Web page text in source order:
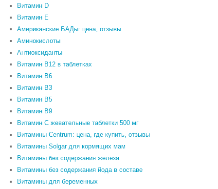
Витамин D
Витамин Е
Американские БАДы: цена, отзывы
Аминокислоты
Антиоксиданты
Витамин B12 в таблетках
Витамин B6
Витамин В3
Витамин В5
Витамин В9
Витамин С жевательные таблетки 500 мг
Витамины Centrum: цена, где купить, отзывы
Витамины Solgar для кормящих мам
Витамины без содержания железа
Витамины без содержания йода в составе
Витамины для беременных